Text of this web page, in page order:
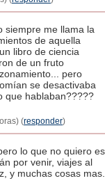
siempre me llama la
de aquella
libro de ciencia
de un fruto
pero
se desactivaba
que hablaban?????
(responder)
lo que no quiero es
por venir, viajes al
y muchas cosas mas.